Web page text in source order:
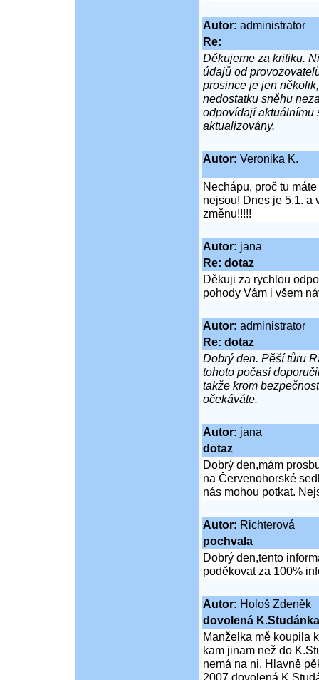
Autor: administrator
Re:
Děkujeme za kritiku.
údajů od
prosince je jen
nedostatku sněhu
odpovídají aktuálnímu
aktualizovány.
Autor: Veronika K.
Nechápu, proč tu
nejsou! Dnes je 5.1. a
změnu!!!!!
Autor: jana
Re: dotaz
Děkuji za rychlou
pohody Vám i všem
Autor: administrator
Re: dotaz
Dobrý den. Pěší tůru
tohoto počasí
takže krom
očekáváte.
Autor: jana
dotaz
Dobrý den,mám
na Červenohorské
nás mohou potkat.
Autor: Richterová
pochvala
Dobrý den,tento
poděkovat za 100%
Autor: Hološ Zdeněk
dovolená K.Studánka
Manželka mě koupila
kam jinam než do
nemá na ni. Hlavně
2007 dovolená